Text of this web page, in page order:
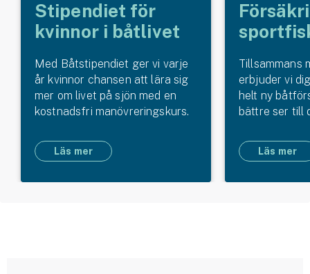
Stipendiet för
kvinnor i båtlivet
Med Båtstipendiet ger vi varje
år kvinnor chansen att lära sig
mer om livet på sjön med en
kostnadsfri manövreringskurs.
Läs mer
Tillsammans
erbjuder vi
helt ny
bättre ser till
Läs mer